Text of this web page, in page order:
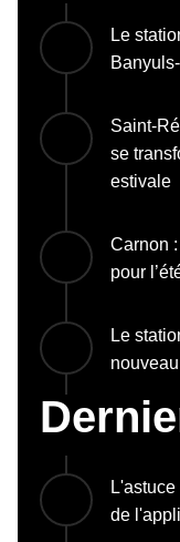
Le
Saint-
se
estivale
Carnon
pour
Le
de